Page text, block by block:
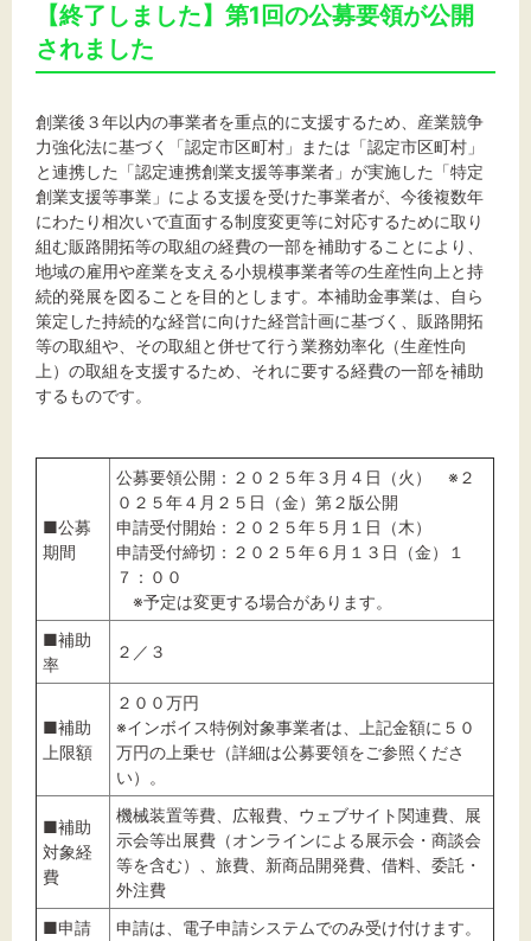
【終了しました】第1回の公募要領が公開
されました
創業後３年以内の事業者を重点的に支援するため、産業競争
力強化法に基づく「認定市区町村」または「認定市区町村」
と連携した「認定連携創業支援等事業者」が実施した「特定
創業支援等事業」による支援を受けた事業者が、今後複数年
にわたり相次いで直面する制度変更等に対応するために取り
組む販路開拓等の取組の経費の一部を補助することにより、
地域の雇用や産業を支える小規模事業者等の生産性向上と持
続的発展を図ることを目的とします。本補助金事業は、自ら
策定した持続的な経営に向けた経営計画に基づく、販路開拓
等の取組や、その取組と併せて行う業務効率化（生産性向
上）の取組を支援するため、それに要する経費の一部を補助
するものです。
■公募
期間
公募要領公開：２０２５年３月４日（火） ※２
０２５年４月２５日（金）第２版公開
申請受付開始：２０２５年５月１日（木）
申請受付締切：２０２５年６月１３日（金）１
７：００
※予定は変更する場合があります。
■補助
率
２／３
■補助
上限額
２００万円
※インボイス特例対象事業者は、上記金額に５０
万円の上乗せ（詳細は公募要領をご参照くださ
い）。
■補助
対象経
費
機械装置等費、広報費、ウェブサイト関連費、展
示会等出展費（オンラインによる展示会・商談会
等を含む）、旅費、新商品開発費、借料、委託・
外注費
■申請
申請は、電子申請システムでのみ受け付けます。